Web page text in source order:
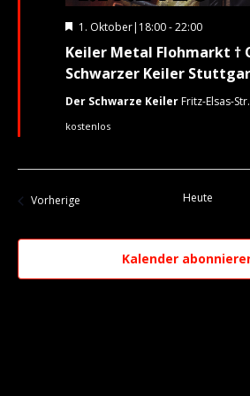
Keiler Metal Flohmarkt †
Schwarzer Keiler
Hervorgehoben
1. Oktober|18:00-22:00
Der Schwarze KeilerFritz-Elsas-
kostenlos
VorherigeVeranstaltungen Heute
Kalender